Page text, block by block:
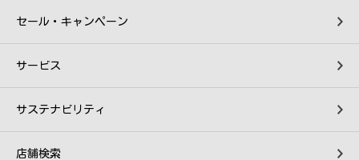
セール・キャンペーン
サービス
サステナビリティ
店舗検索